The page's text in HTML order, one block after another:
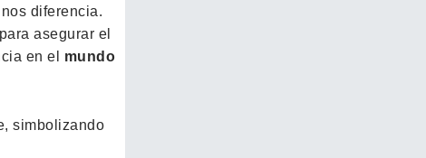
diferencia.
para asegurar el
en el mundo